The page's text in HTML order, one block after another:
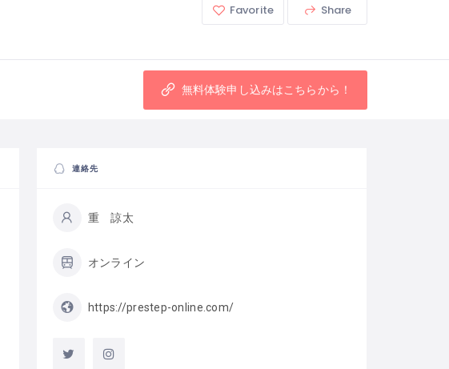
Favorite Share
無料体験申し込みはこちらから！
連絡先
重　諒太
オンライン
https://prestep-online.com/